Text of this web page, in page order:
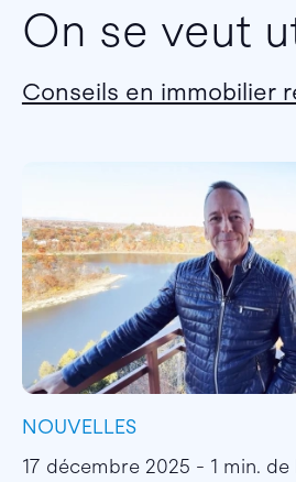
On se veut
Conseils en immobilier
NOUVELLES
17 décembre 2025 - 1 min.